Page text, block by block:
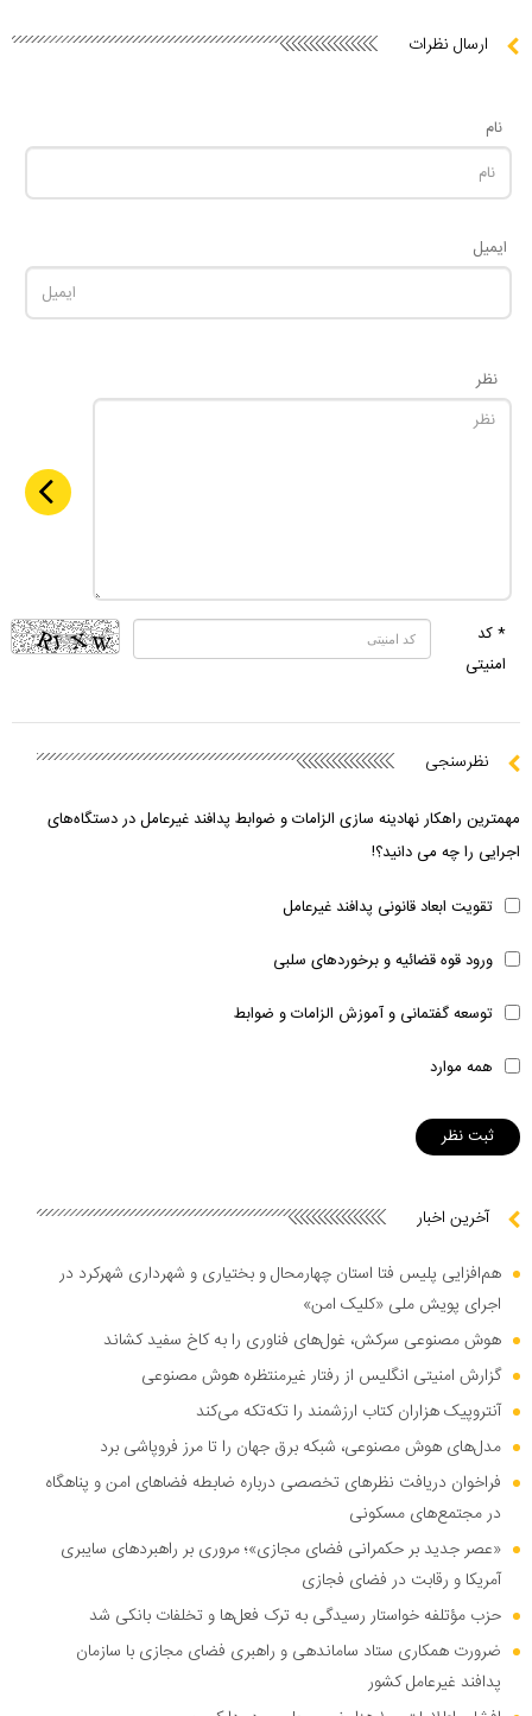
ارسال نظرات
نام
ایمیل
نظر
* کد
امنیتی
نظرسنجی
مهمترین راهکار نهادینه سازی الزامات و ضوابط پدافند غیرعامل در دستگاه‌های
اجرایی را چه می دانید؟!
تقویت ابعاد قانونی پدافند غیرعامل
ورود قوه قضائیه و برخوردهای سلبی
توسعه گفتمانی و آموزش الزامات و ضوابط
همه موارد
آخرین اخبار
هم‌افزایی پلیس فتا استان چهارمحال و بختیاری و شهرداری شهرکرد در
اجرای پویش ملی «کلیک امن»
هوش مصنوعی سرکش، غول‌های فناوری را به کاخ سفید کشاند
گزارش امنیتی انگلیس از رفتار غیرمنتظره هوش مصنوعی
آنتروپیک هزاران کتاب ارزشمند را تکه‌تکه می‌کند
مدل‌های هوش مصنوعی، شبکه برق جهان را تا مرز فروپاشی برد
فراخوان دریافت نظر‌های تخصصی درباره ضابطه فضا‌های امن و پناهگاه
در مجتمع‌های مسکونی
«عصر جدید بر حکمرانی فضای مجازی»؛ مروری بر راهبرد‌های سایبری
آمریکا و رقابت در فضای فجازی
حزب مؤتلفه خواستار رسیدگی به ترک فعل‌ها و تخلفات بانکی شد
ضرورت همکاری ستاد ساماندهی و راهبری فضای مجازی با سازمان
پدافند غیرعامل کشور